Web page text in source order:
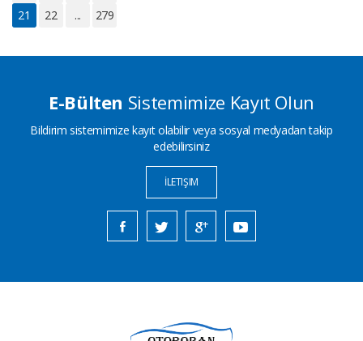
21
22 ... 279
E-Bülten Sistemimize Kayıt Olun
Bildirim sistemimize kayıt olabilir veya sosyal medyadan takip
edebilirsiniz
İLETIŞIM